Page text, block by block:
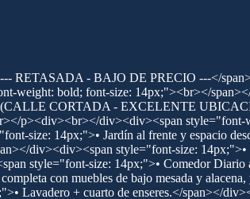
RETASADA - BAJO DE PRECIO ---</
weight: bold; font-size: 14px;"><br></
(CALLE CORTADA - EXCELENTE
div><div><span style="font-
size: 14px;">• Jardín al frente y espacio
div><div><span style="font-size:
style="font-size: 14px;">• Comedor
con muebles de bajo mesada y
Lavadero + cuarto de enseres.</span></